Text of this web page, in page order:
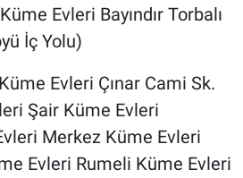
Evleri Bayındır Torbalı
İç Yolu)
Evleri Çınar Cami Sk.
Şair Küme Evleri
Merkez Küme Evleri
Evleri Rumeli Küme Evleri